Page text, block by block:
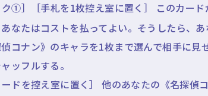
ク①］［手札を1枚控え室に置く］ このカー
なたはコストを払ってよい。そうしたら、
コナン》のキャラを1枚まで選んで相手に見
ッフルする。
ードを控え室に置く］ 他のあなたの《名探偵